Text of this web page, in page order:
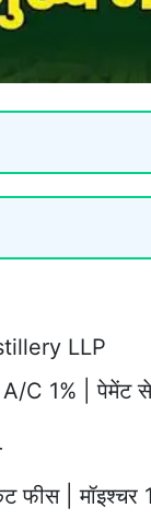
LLP
A/C 1% |
| मॉइश्चर